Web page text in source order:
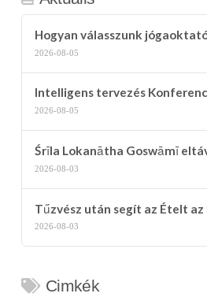
Hogyan válasszunk
2026-08-05
Intelligens tervezés
2026-08-05
Śrīla Lokanātha Goswāmī
2026-08-03
Tűzvész után segít az Ételt
2026-08-03
Cimkék